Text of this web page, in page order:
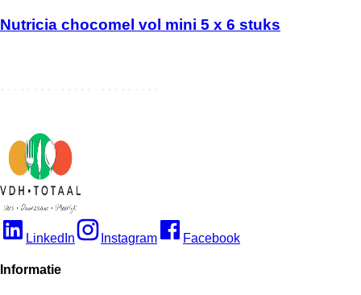
Nutricia chocomel vol mini 5 x 6 stuks
LinkedIn Instagram Facebook
Informatie